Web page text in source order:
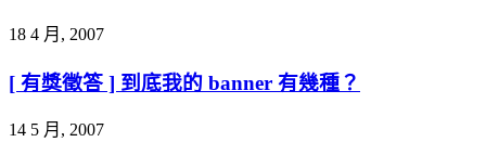
18 4 月, 2007
[ 有獎徵答 ] 到底我的 banner 有幾種？
14 5 月, 2007